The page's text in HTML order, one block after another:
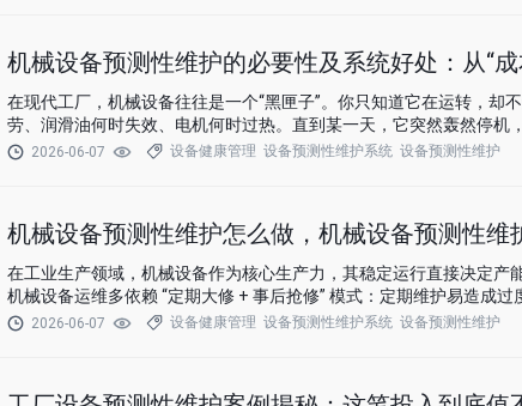
机械设备预测性维护的必要性及系统好处：从“
在现代工厂，机械设备往往是一个“黑匣子”。你只知道它在运转，却
劳、润滑油何时失效、电机何时过热。直到某一天，它突然轰然停机
2026-06-07 设备健康管理 设备预测性维护系统 设备预测性维护
机械设备预测性维护怎么做，机械设备预测性维
在工业生产领域，机械设备作为核心生产力，其稳定运行直接决定产
机械设备运维多依赖 “定期大修 + 事后抢修” 模式：定期维护易造成过
修则常引发非计划停机，带来高额停产损失与安全风险。
2026-06-07 设备健康管理 设备预测性维护系统 设备预测性维护